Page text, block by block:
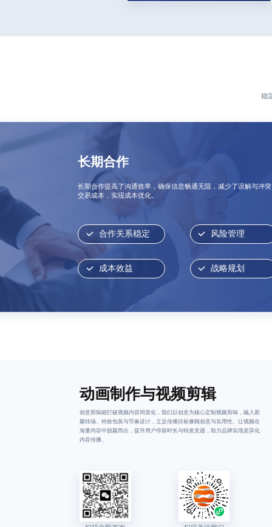
稳
长期合作
长期合作提高了沟通效率，确保信息畅通无阻，减少了误解与冲
交易成本，实现成本优化。
合作关系稳定 风险管理
成本效益 战略规划
动画制作与视频剪辑
创意剪辑能打破视频内容同质化，我们以创意为核心定制视频剪辑，融入新
颖转场、特效包装与节奏设计，立足传播目标兼顾创意与实用性。让视频在
海量内容中脱颖而出，提升用户停留时长与转发意愿，助力品牌实现差异化
内容传播。